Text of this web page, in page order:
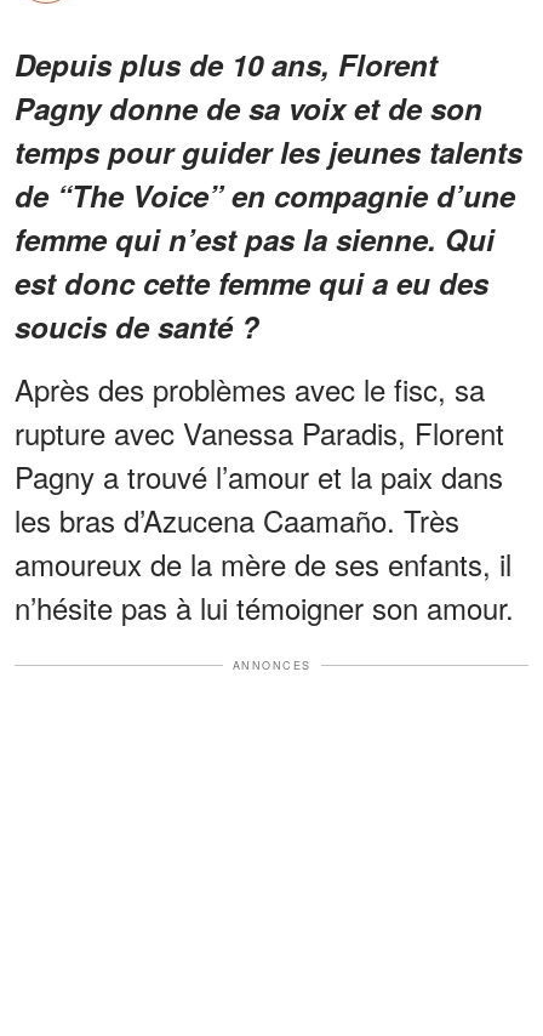
Depuis plus de 10 ans, Florent
Pagny donne de sa voix et de son
temps pour guider les jeunes talents
de “The Voice” en compagnie d’une
femme qui n’est pas la sienne. Qui
est donc cette femme qui a eu des
soucis de santé ?
Après des problèmes avec le fisc, sa
rupture avec Vanessa Paradis, Florent
Pagny a trouvé l’amour et la paix dans
les bras d’Azucena Caamaño. Très
amoureux de la mère de ses enfants, il
n’hésite pas à lui témoigner son amour.
ANNONCES